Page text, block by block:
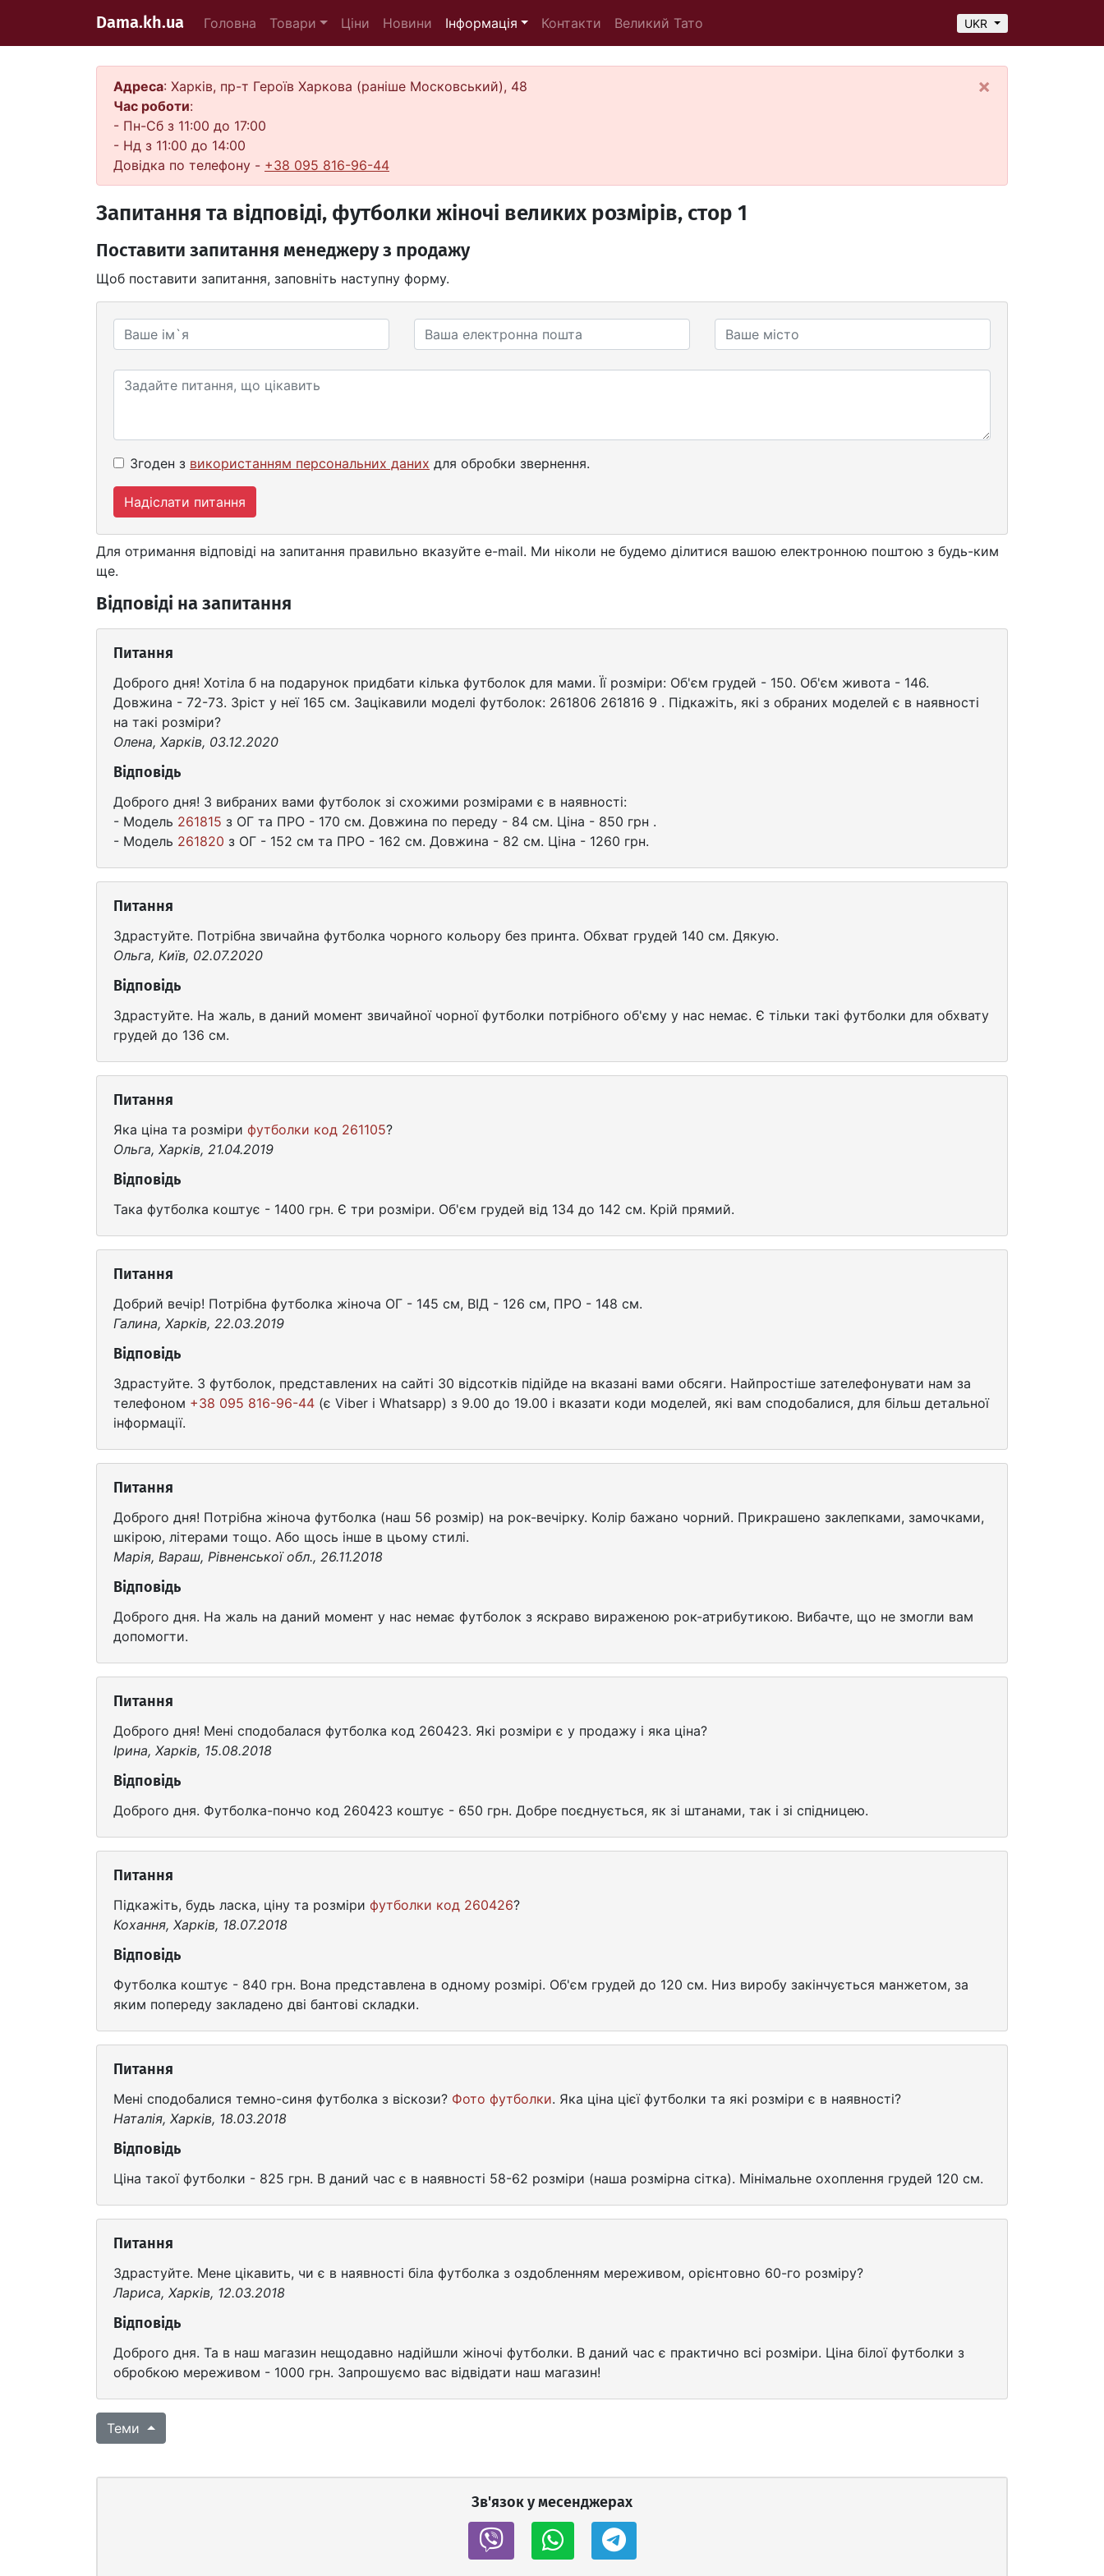
Dama.kh.ua Головна Товари Ціни Новини Інформація Контакти Великий Тато UKR
Адреса: Харків, пр-т Героїв Харкова (раніше Московський), 48
Час роботи:
- Пн-Сб з 11:00 до 17:00
- Нд з 11:00 до 14:00
Довідка по телефону - +38 095 816-96-44
×
Запитання та відповіді, футболки жіночі великих розмірів, стор 1
Поставити запитання менеджеру з продажу
Щоб поставити запитання, заповніть наступну форму.
Згоден з використанням персональних даних для обробки звернення.
Надіслати питання
Для отримання відповіді на запитання правильно вказуйте e-mail. Ми ніколи не будемо ділитися вашою електронною поштою з будь-ким
ще.
Відповіді на запитання
Питання
Доброго дня! Хотіла б на подарунок придбати кілька футболок для мами. Її розміри: Об'єм грудей - 150. Об'єм живота - 146.
Довжина - 72-73. Зріст у неї 165 см. Зацікавили моделі футболок: 261806 261816 9 . Підкажіть, які з обраних моделей є в наявності
на такі розміри?
Олена, Харків, 03.12.2020
Відповідь
Доброго дня! З вибраних вами футболок зі схожими розмірами є в наявності:
- Модель 261815 з ОГ та ПРО - 170 см. Довжина по переду - 84 см. Ціна - 850 грн .
- Модель 261820 з ОГ - 152 см та ПРО - 162 см. Довжина - 82 см. Ціна - 1260 грн.
Питання
Здрастуйте. Потрібна звичайна футболка чорного кольору без принта. Обхват грудей 140 см. Дякую.
Ольга, Київ, 02.07.2020
Відповідь
Здрастуйте. На жаль, в даний момент звичайної чорної футболки потрібного об'єму у нас немає. Є тільки такі футболки для обхвату
грудей до 136 см.
Питання
Яка ціна та розміри футболки код 261105?
Ольга, Харків, 21.04.2019
Відповідь
Така футболка коштує - 1400 грн. Є три розміри. Об'єм грудей від 134 до 142 см. Крій прямий.
Питання
Добрий вечір! Потрібна футболка жіноча ОГ - 145 см, ВІД - 126 см, ПРО - 148 см.
Галина, Харків, 22.03.2019
Відповідь
Здрастуйте. З футболок, представлених на сайті 30 відсотків підійде на вказані вами обсяги. Найпростіше зателефонувати нам за
телефоном +38 095 816-96-44 (є Viber і Whatsapp) з 9.00 до 19.00 і вказати коди моделей, які вам сподобалися, для більш детальної
інформації.
Питання
Доброго дня! Потрібна жіноча футболка (наш 56 розмір) на рок-вечірку. Колір бажано чорний. Прикрашено заклепками, замочками,
шкірою, літерами тощо. Або щось інше в цьому стилі.
Марія, Вараш, Рівненської обл., 26.11.2018
Відповідь
Доброго дня. На жаль на даний момент у нас немає футболок з яскраво вираженою рок-атрибутикою. Вибачте, що не змогли вам
допомогти.
Питання
Доброго дня! Мені сподобалася футболка код 260423. Які розміри є у продажу і яка ціна?
Ірина, Харків, 15.08.2018
Відповідь
Доброго дня. Футболка-пончо код 260423 коштує - 650 грн. Добре поєднується, як зі штанами, так і зі спідницею.
Питання
Підкажіть, будь ласка, ціну та розміри футболки код 260426?
Кохання, Харків, 18.07.2018
Відповідь
Футболка коштує - 840 грн. Вона представлена ​​в одному розмірі. Об'єм грудей до 120 см. Низ виробу закінчується манжетом, за
яким попереду закладено дві бантові складки.
Питання
Мені сподобалися темно-синя футболка з віскози? Фото футболки. Яка ціна цієї футболки та які розміри є в наявності?
Наталія, Харків, 18.03.2018
Відповідь
Ціна такої футболки - 825 грн. В даний час є в наявності 58-62 розміри (наша розмірна сітка). Мінімальне охоплення грудей 120 см.
Питання
Здрастуйте. Мене цікавить, чи є в наявності біла футболка з оздобленням мереживом, орієнтовно 60-го розміру?
Лариса, Харків, 12.03.2018
Відповідь
Доброго дня. Та в наш магазин нещодавно надійшли жіночі футболки. В даний час є практично всі розміри. Ціна білої футболки з
обробкою мереживом - 1000 грн. Запрошуємо вас відвідати наш магазин!
Теми
Зв'язок у месенджерах